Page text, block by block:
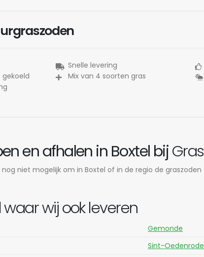
Snelle levering
Mix van 4 soorten gras
en afhalen in Boxtel bij
niet mogelijk om in Boxtel of in de regio de
wij ook leveren
Gemonde
Sint-Oedenrode